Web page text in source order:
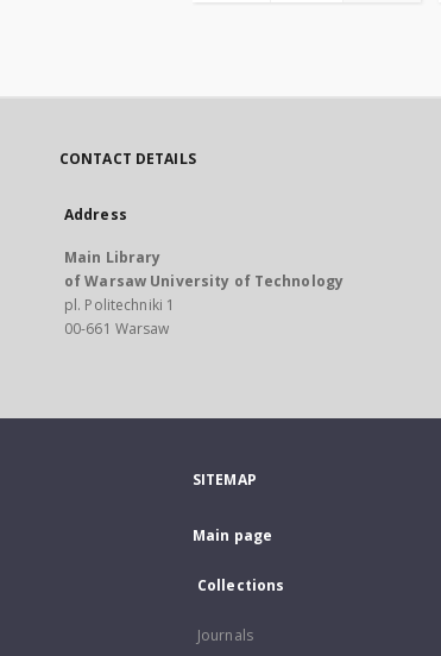
CONTACT DETAILS
Address
Main Library
of Warsaw University of Technology
pl. Politechniki 1
00-661 Warsaw
SITEMAP
Main page
Collections
Journals